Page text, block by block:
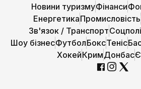
Новини туризмуФінанси
ЕнергетикаПромисловість
Зв'язок / Транспорт
Шоу бізнесФутболБоксТеніс
ХокейКримДонбас